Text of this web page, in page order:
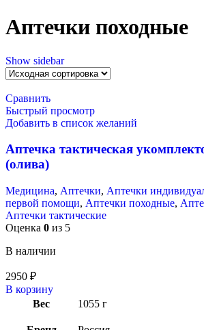
Аптечки походные
Show sidebar
Сравнить
Быстрый просмотр
Добавить в список желаний
Аптечка тактическая
(олива)
Медицина, Аптечки, Аптечки
первой помощи, Аптечки походные,
Аптечки тактические
Оценка 0 из 5
В наличии
2950 ₽
В корзину
Вес
1055 г